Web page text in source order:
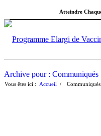
Atteindre
Archive pour : Communiqués
Vous êtes ici : Accueil / Communiqués